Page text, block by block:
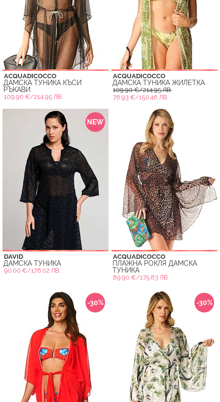
ACQUADICOCCO
ДАМСКА ТУНИКА КЪСИ
РЪКАВИ
109.90 €/214.95 ЛВ.
ACQUADICOCCO
ДАМСКА ТУНИКА ЖИЛЕТКА
109.90 €/214.95 ЛВ.
76.93 €/150.46 ЛВ.
NEW
DAVID
ДАМСКА ТУНИКА
90.00 €/176.02 ЛВ.
ACQUADICOCCO
ПЛАЖНА РОКЛЯ ДАМСКА
ТУНИКА
89.90 €/175.83 ЛВ.
-30% -30%